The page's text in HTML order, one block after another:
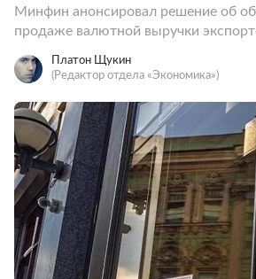
Минфин анонсировал решение об
продаже валютной выручки
Платон Щукин
(Редактор отдела «Экономика»)